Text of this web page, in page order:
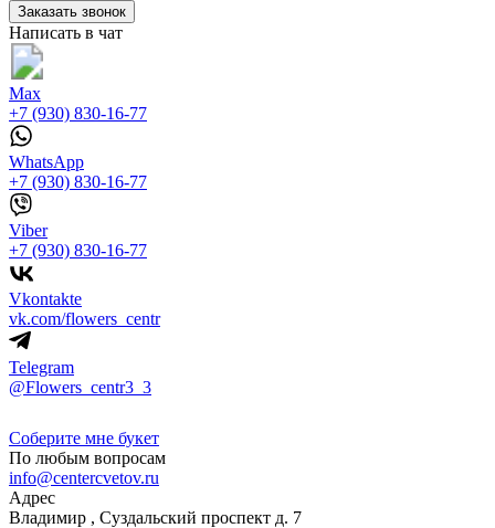
Заказать звонок
Написать в чат
Max
+7 (930) 830-16-77
WhatsApp
+7 (930) 830-16-77
Viber
+7 (930) 830-16-77
Vkontakte
vk.com/flowers_centr
Telegram
@Flowers_centr3_3
Соберите мне букет
По любым вопросам
info@centercvetov.ru
Адрес
Владимир , Суздальский проспект д. 7